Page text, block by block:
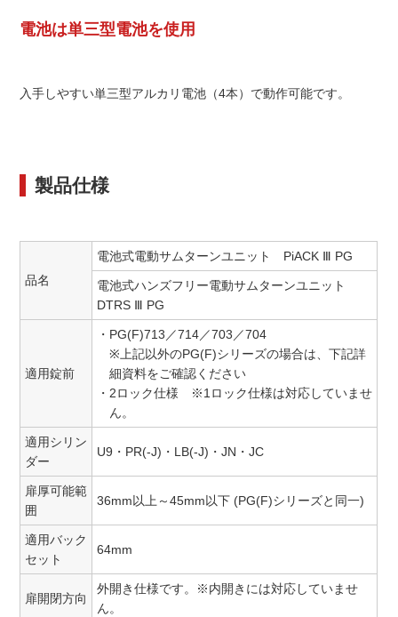
電池は単三型電池を使用
入手しやすい単三型アルカリ電池（4本）で動作可能です。
製品仕様
品名
電池式電動サムターンユニット PiACK Ⅲ PG
電池式ハンズフリー電動サムターンユニット
DTRS Ⅲ PG
適用錠前
・PG(F)713／714／703／704
※上記以外のPG(F)シリーズの場合は、下記詳
細資料をご確認ください
・2ロック仕様 ※1ロック仕様は対応していませ
ん。
適用シリン
ダー
U9・PR(-J)・LB(-J)・JN・JC
扉厚可能範
囲
36mm以上～45mm以下 (PG(F)シリーズと同一)
適用バック
セット
64mm
扉開閉方向
外開き仕様です。※内開きには対応していませ
ん。